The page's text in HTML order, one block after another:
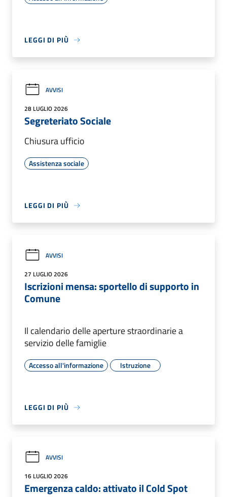
LEGGI DI PIÙ
AVVISI
28 LUGLIO 2026
Segreteriato Sociale
Chiusura ufficio
Assistenza sociale
LEGGI DI PIÙ
AVVISI
27 LUGLIO 2026
Iscrizioni mensa: sportello di supporto in
Comune
Il calendario delle aperture straordinarie a
servizio delle famiglie
Accesso all'informazione Istruzione
LEGGI DI PIÙ
AVVISI
16 LUGLIO 2026
Emergenza caldo: attivato il Cold Spot